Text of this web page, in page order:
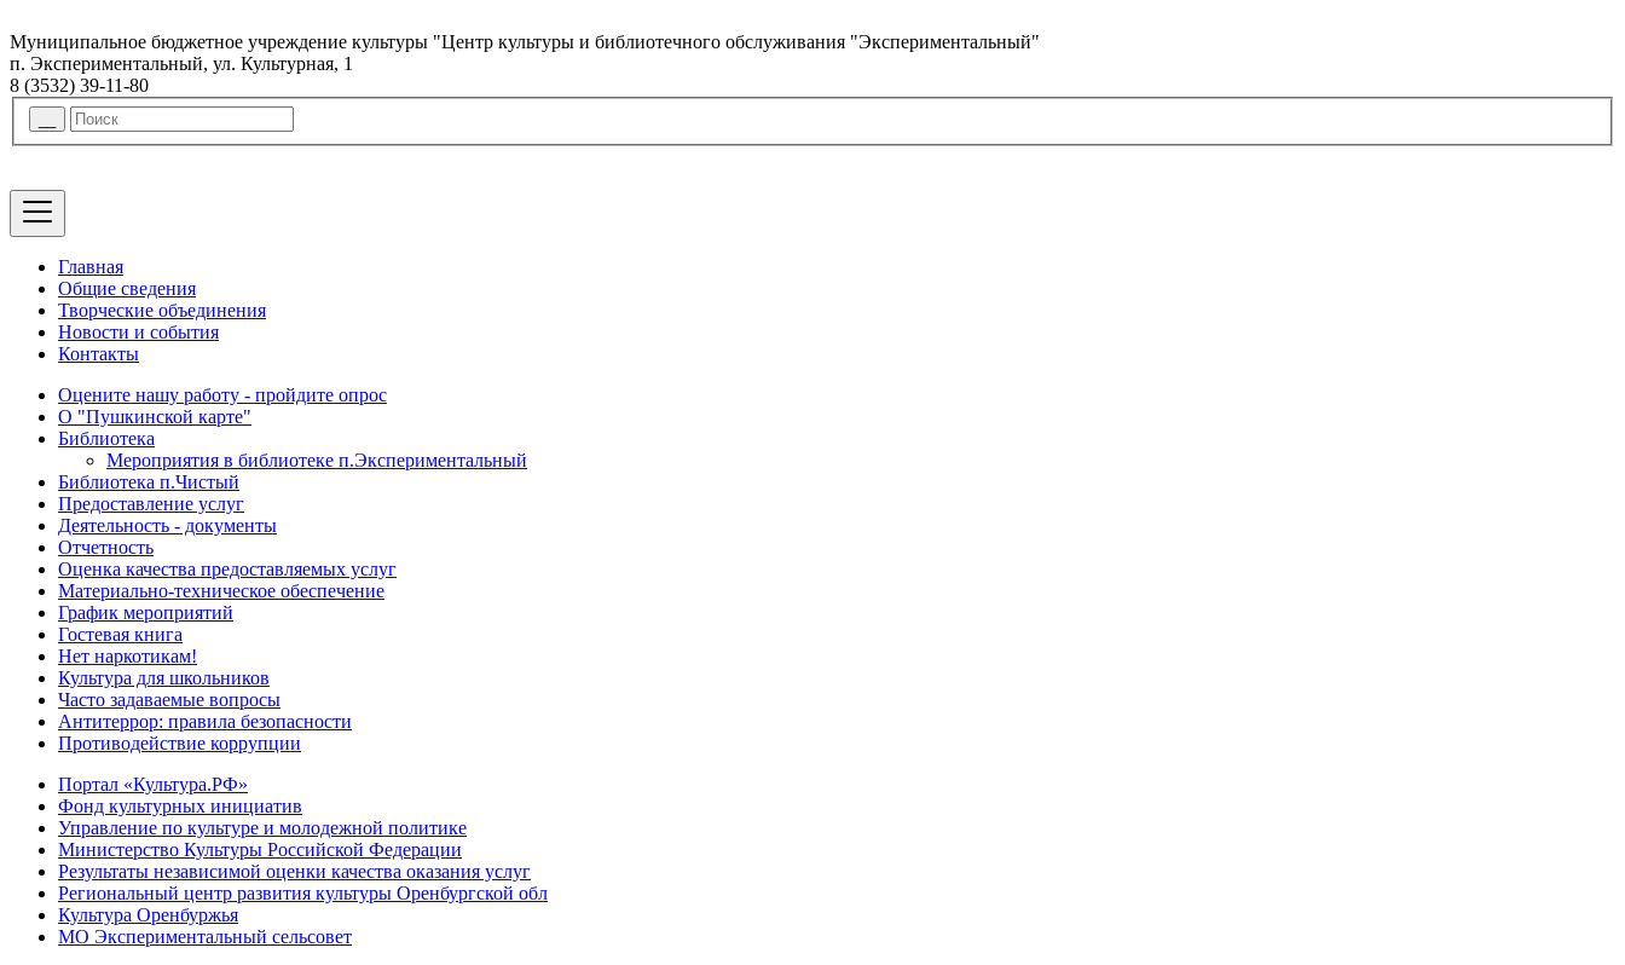
Муниципальное бюджетное учреждение культуры "Центр культуры и библиотечного обслуживания "Экспериментальный"
п. Экспериментальный, ул. Культурная, 1
8 (3532) 39-11-80
Главная
Общие сведения
Творческие объединения
Новости и события
Контакты
Оцените нашу работу - пройдите опрос
О "Пушкинской карте"
Библиотека
Мероприятия в библиотеке п.Экспериментальный
Библиотека п.Чистый
Предоставление услуг
Деятельность - документы
Отчетность
Оценка качества предоставляемых услуг
Материально-техническое обеспечение
График мероприятий
Гостевая книга
Нет наркотикам!
Культура для школьников
Часто задаваемые вопросы
Антитеррор: правила безопасности
Противодействие коррупции
Портал «Культура.РФ»
Фонд культурных инициатив
Управление по культуре и молодежной политике
Министерство Культуры Российской Федерации
Результаты независимой оценки качества оказания услуг
Региональный центр развития культуры Оренбургской обл
Культура Оренбуржья
МО Экспериментальный сельсовет